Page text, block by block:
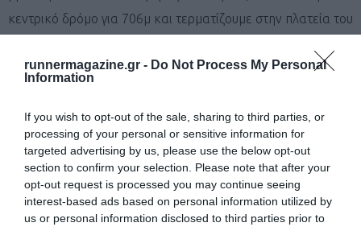
runnermagazine.gr - Do Not Process My Personal
Information
If you wish to opt-out of the sale, sharing to third parties, or
processing of your personal or sensitive information for
targeted advertising by us, please use the below opt-out
section to confirm your selection. Please note that after your
opt-out request is processed you may continue seeing
interest-based ads based on personal information utilized by
us or personal information disclosed to third parties prior to
κεντρικό δρόμο για 706μ και τερματίζουμε στην πλατεία του
3240μ).
─ Έχει γίνει με σταθερά σημάδια πάνω σε δένδρα και σε
πάσσαλους όπου έχει κριθεί αναγκαία.
─ Το χρώμα της σήμανσης είναι άσπρο- κόκκινο.